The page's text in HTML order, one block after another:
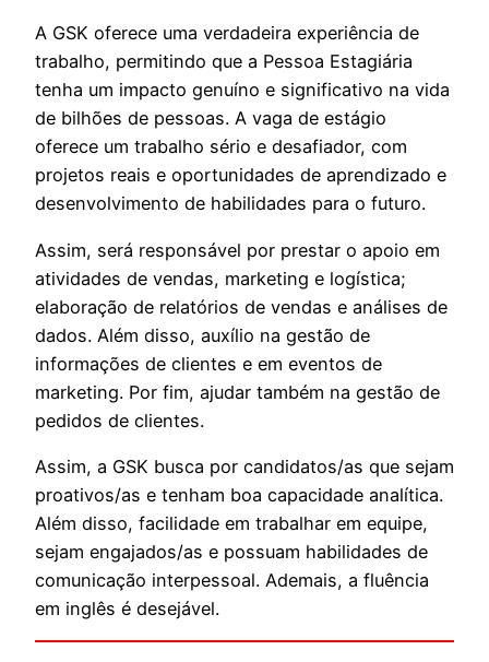
A GSK oferece uma verdadeira experiência de
trabalho, permitindo que a Pessoa Estagiária
tenha um impacto genuíno e significativo na vida
de bilhões de pessoas. A vaga de estágio
oferece um trabalho sério e desafiador, com
projetos reais e oportunidades de aprendizado e
desenvolvimento de habilidades para o futuro.
Assim, será responsável por prestar o apoio em
atividades de vendas, marketing e logística;
elaboração de relatórios de vendas e análises de
dados. Além disso, auxílio na gestão de
informações de clientes e em eventos de
marketing. Por fim, ajudar também na gestão de
pedidos de clientes.
Assim, a GSK busca por candidatos/as que sejam
proativos/as e tenham boa capacidade analítica.
Além disso, facilidade em trabalhar em equipe,
sejam engajados/as e possuam habilidades de
comunicação interpessoal. Ademais, a fluência
em inglês é desejável.